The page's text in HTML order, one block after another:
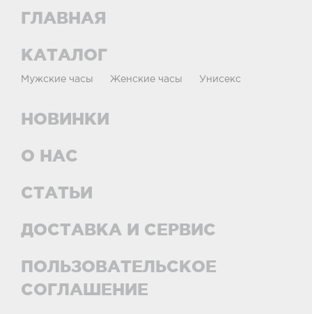
ГЛАВНАЯ
КАТАЛОГ
Мужские часы Женские часы Унисекс
НОВИНКИ
О НАС
СТАТЬИ
ДОСТАВКА И СЕРВИС
ПОЛЬЗОВАТЕЛЬСКОЕ
СОГЛАШЕНИЕ